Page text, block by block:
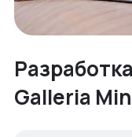
Galleria